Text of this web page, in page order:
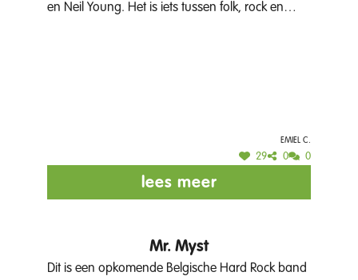
en Neil Young. Het is iets tussen folk, rock en
Emiel C.
29 0 0
lees meer
Mr. Myst
Dit is een opkomende Belgische Hard Rock band